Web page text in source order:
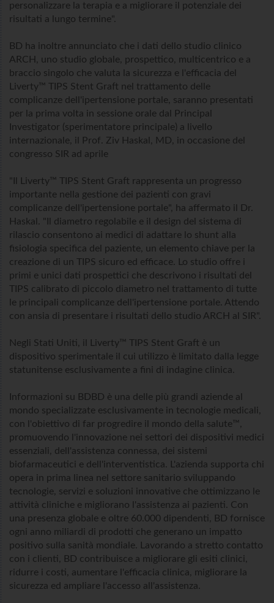
personalizzare la terapia e a migliorare il potenziale dei
risultati a lungo termine".
BD ha inoltre annunciato che i dati dello studio clinico
ARCH, uno studio globale, prospettico, multicentrico e a
braccio singolo che valuta la sicurezza e l'efficacia del
Liverty™ TIPS Stent Graft nel trattamento delle
complicanze dell'ipertensione portale, saranno presentati
per la prima volta in sessione orale dal Principal
Investigator (sperimentatore principale) a livello
internazionale, il Prof. Ziv Haskal, MD, in occasione del
congresso SIR ad aprile
"Il Liverty™ TIPS Stent Graft rappresenta un progresso
importante nella gestione dei pazienti con gravi
complicanze dell'ipertensione portale", ha affermato il Dr.
Haskal. "Il diametro regolabile e il design del sistema di
rilascio consentono ai medici di adattare lo shunt alla
fisiologia specifica del paziente, un elemento chiave per la
creazione di un TIPS sicuro ed efficace. Lo studio offre i
primi e unici dati prospettici che descrivono i risultati del
TIPS calibrato di piccolo diametro nel trattamento di tutte
le principali complicanze dell'ipertensione portale. Attendo
con ansia di presentare i risultati dello studio ARCH al SIR".
Negli Stati Uniti, il Liverty™ TIPS Stent Graft è un
dispositivo sperimentale il cui utilizzo è limitato dalla legge
statunitense esclusivamente a fini di indagine clinica.
Informazioni su BDBD è una delle più grandi aziende al
mondo specializzate esclusivamente in tecnologie medicali,
con l'obiettivo di far progredire il mondo della salute™,
promuovendo l'innovazione nei settori dei dispositivi medici
essenziali, dell'assistenza connessa, dei sistemi
biofarmaceutici e dell'interventistica. L'azienda supporta chi
opera in prima linea nel settore sanitario sviluppando
tecnologie, servizi e soluzioni innovative che ottimizzano le
attività cliniche e migliorano l'assistenza ai pazienti. Con
una presenza globale e oltre 60.000 dipendenti, BD fornisce
ogni anno miliardi di prodotti che generano un impatto
positivo sulla sanità mondiale. Lavorando a stretto contatto
con i clienti, BD contribuisce a migliorare gli esiti clinici,
ridurre i costi, aumentare l'efficacia clinica, migliorare la
sicurezza ed ampliare l'accesso all'assistenza.